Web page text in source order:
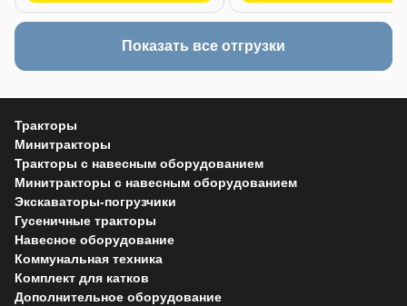
Показать все отгрузки
Тракторы
Минитракторы
Тракторы с навесным оборудованием
Минитракторы с навесным оборудованием
Экскаваторы-погрузчики
Гусеничные тракторы
Навесное оборудование
Коммунальная техника
Комплект для катков
Дополнительное оборудование